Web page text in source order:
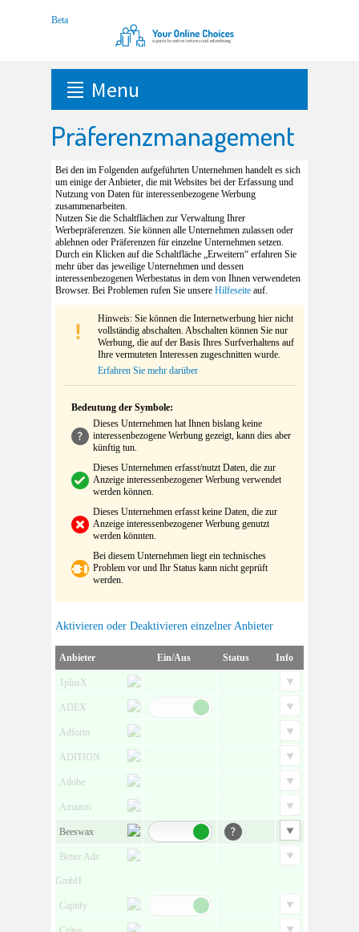
Menu
Präferenzmanagement
Bei den im Folgenden aufgeführten Unternehmen handelt es sich
um einige der Anbieter, die mit Websites bei der Erfassung und
Nutzung von Daten für interessenbezogene Werbung
zusammenarbeiten.
Nutzen Sie die Schaltflächen zur Verwaltung Ihrer
Werbepräferenzen. Sie können alle Unternehmen zulassen oder
ablehnen oder Präferenzen für einzelne Unternehmen setzen.
Durch ein Klicken auf die Schaltfläche „Erweitern“ erfahren Sie
mehr über das jeweilige Unternehmen und dessen
interessenbezogenen Werbestatus in dem von Ihnen verwendeten
Browser. Bei Problemen rufen Sie unsere Hilfeseite auf.
Hinweis: Sie können die Internetwerbung hier nicht
vollständig abschalten. Abschalten können Sie nur
Werbung, die auf der Basis Ihres Surfverhaltens auf
Ihre vermuteten Interessen zugeschnitten wurde.
Erfahren Sie mehr darüber
Bedeutung der Symbole:
Dieses Unternehmen hat Ihnen bislang keine
interessenbezogene Werbung gezeigt, kann dies aber
künftig tun.
Dieses Unternehmen erfasst/nutzt Daten, die zur
Anzeige interessenbezogener Werbung verwendet
werden können.
Dieses Unternehmen erfasst keine Daten, die zur
Anzeige interessenbezogener Werbung genutzt
werden könnten.
Bei diesem Unternehmen liegt ein technisches
Problem vor und Ihr Status kann nicht geprüft
werden.